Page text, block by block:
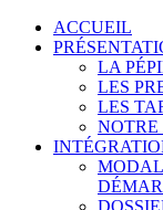
ACCUEIL
LA
LES
LES